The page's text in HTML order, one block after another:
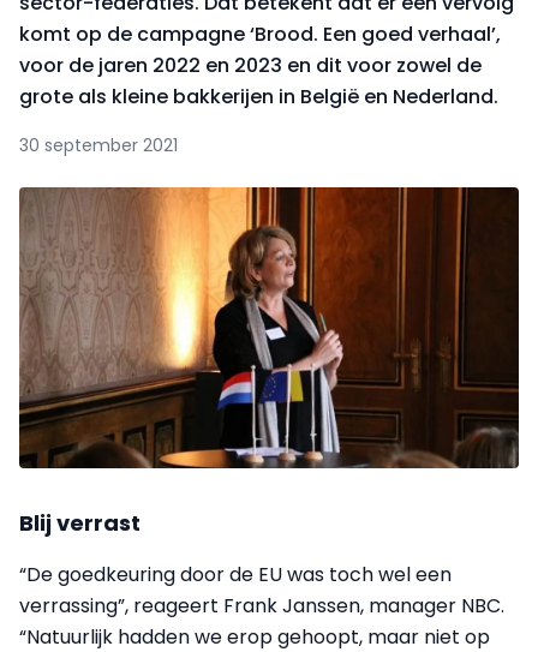
komt op de campagne ‘Brood. Een goed verhaal’,
voor de jaren 2022 en 2023 en dit voor zowel de
grote als kleine bakkerijen in België en Nederland.
30 september 2021
Blij verrast
“De goedkeuring door de EU was toch wel een
verrassing”, reageert Frank Janssen, manager NBC.
“Natuurlijk hadden we erop gehoopt, maar niet op